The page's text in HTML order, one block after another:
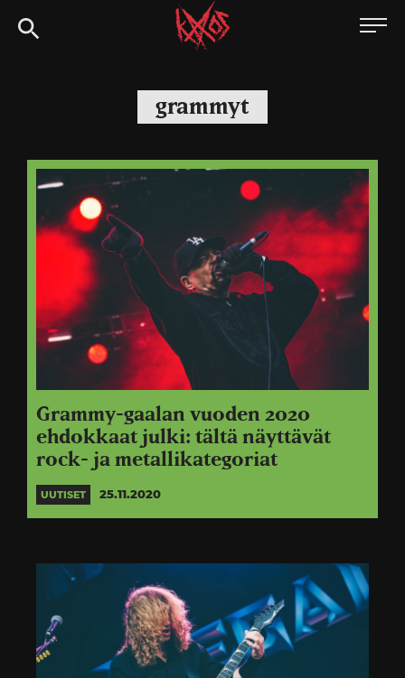
Siirry
suoraan
Kaaoszine
grammyt
Grammy-gaalan vuoden 2020
ehdokkaat julki: tältä näyttävät
rock- ja metallikategoriat
UUTISET 25.11.2020